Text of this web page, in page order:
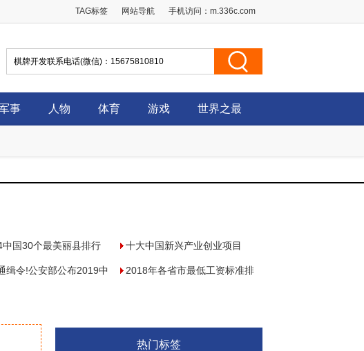
TAG标签 网站导航 手机访问： m.336c.com
事 人物 体育 游戏 世界之最
中国30个最美丽县排行 十大中国新兴产业创业项目
缉令!公安部公布2019中 2018年各省市最低工资标准排
热门标签